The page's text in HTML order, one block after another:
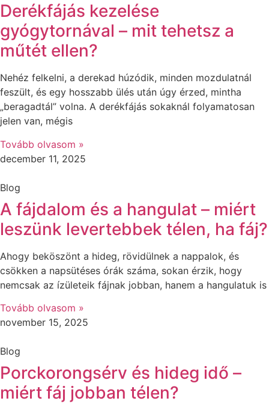
Derékfájás kezelése
gyógytornával – mit tehetsz a
műtét ellen?
Nehéz felkelni, a derekad húzódik, minden mozdulatnál
feszült, és egy hosszabb ülés után úgy érzed, mintha
„beragadtál” volna. A derékfájás sokaknál folyamatosan
jelen van, mégis
Tovább olvasom »
december 11, 2025
Blog
A fájdalom és a hangulat – miért
leszünk levertebbek télen, ha fáj?
Ahogy beköszönt a hideg, rövidülnek a nappalok, és
csökken a napsütéses órák száma, sokan érzik, hogy
nemcsak az ízületeik fájnak jobban, hanem a hangulatuk is
Tovább olvasom »
november 15, 2025
Blog
Porckorongsérv és hideg idő –
miért fáj jobban télen?